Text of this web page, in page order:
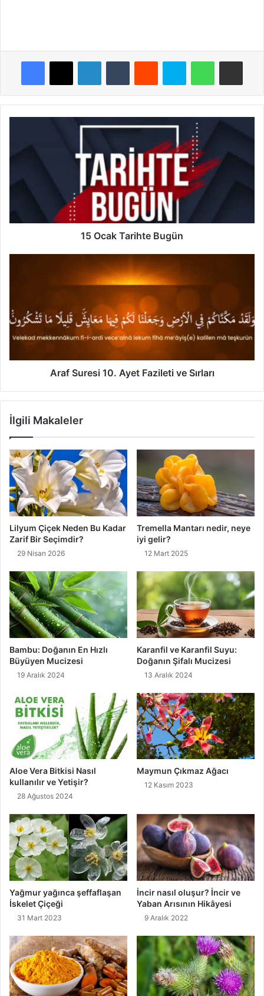
Facebook
X LinkedInTumblr Reddit Skype WhatsAppE-Posta ile
Tarihte
15 Ocak Tarihte Bugün
Fazileti
ve
Sırları
Araf Suresi 10. Ayet Fazileti ve Sırları
İlgili Makaleler
Lilyum Çiçek Neden Bu Kadar
Zarif Bir Seçimdir?
29 Nisan 2026
Tremella Mantarı nedir, neye
iyi gelir?
12 Mart 2025
Bambu: Doğanın En Hızlı
Büyüyen Mucizesi
19 Aralık 2024
Karanfil ve Karanfil Suyu:
Doğanın Şifalı Mucizesi
13 Aralık 2024
Aloe Vera Bitkisi Nasıl
kullanılır ve Yetişir?
28 Ağustos 2024
Maymun Çıkmaz Ağacı
12 Kasım 2023
Yağmur yağınca şeffaflaşan
İskelet Çiçeği
31 Mart 2023
İncir nasıl oluşur? İncir ve
Yaban Arısının Hikâyesi
9 Aralık 2022